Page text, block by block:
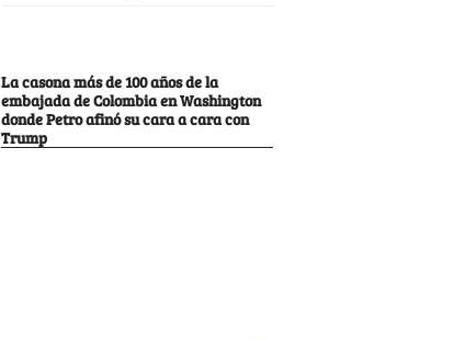
La casona más de 100 años de la
embajada de Colombia en Washington
donde Petro afinó su cara a cara con
Trump